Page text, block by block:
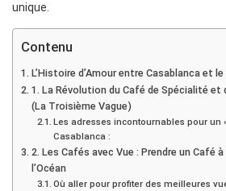
unique.
Contenu
L’Histoire d’Amour entre Casablanca et
1. La Révolution du Café de Spécialité et
(La Troisième Vague)
Les adresses incontournables pour un
Casablanca :
2. Les Cafés avec Vue : Prendre un Café
l’Océan
Où aller pour profiter des meilleures